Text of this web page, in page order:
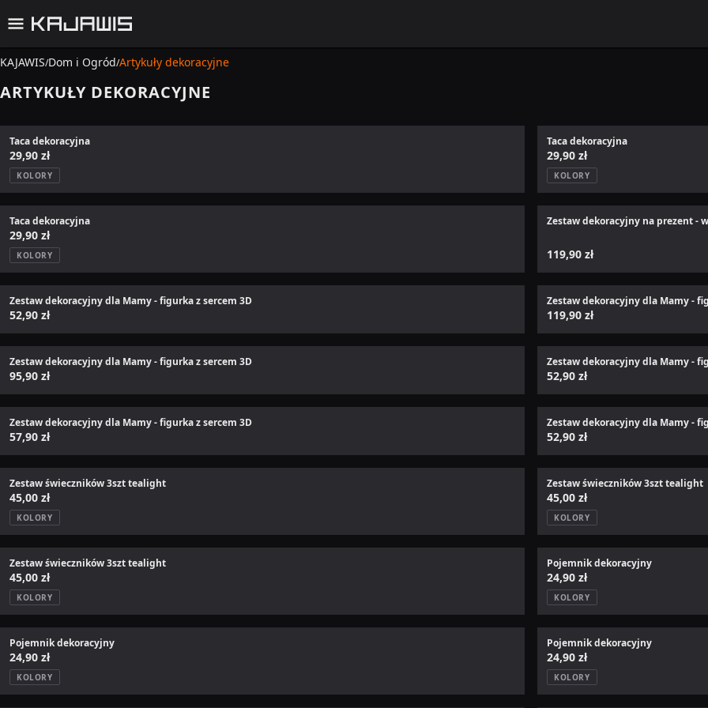
KAJAWIS/Dom i Ogród/Artykuły dekoracyjne
ARTYKUŁY DEKORACYJNE
Taca dekoracyjna
29,90 zł
KOLORY
Taca dekoracyjna
29,90 zł
KOLORY
Taca dekoracyjna
29,90 zł
KOLORY
Zestaw dekoracyjny na prezent -
119,90 zł
Zestaw dekoracyjny dla Mamy - figurka z sercem 3D
52,90 zł
Zestaw dekoracyjny dla Mamy -
119,90 zł
Zestaw dekoracyjny dla Mamy - figurka z sercem 3D
95,90 zł
Zestaw dekoracyjny dla Mamy -
52,90 zł
Zestaw dekoracyjny dla Mamy - figurka z sercem 3D
57,90 zł
Zestaw dekoracyjny dla Mamy -
52,90 zł
Zestaw świeczników 3szt tealight
45,00 zł
KOLORY
Zestaw świeczników 3szt tealight
45,00 zł
KOLORY
Zestaw świeczników 3szt tealight
45,00 zł
KOLORY
Pojemnik dekoracyjny
24,90 zł
KOLORY
Pojemnik dekoracyjny
24,90 zł
KOLORY
Pojemnik dekoracyjny
24,90 zł
KOLORY